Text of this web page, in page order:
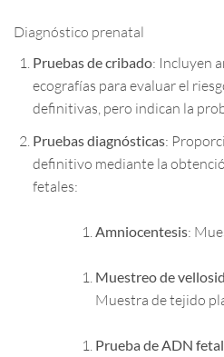
Diagnóstico prenatal
Pruebas de cribado: Incluyen
ecografías para evaluar el
definitivas, pero indican la
Pruebas diagnósticas:
definitivo mediante la
fetales:
Amniocentesis:
Muestreo de
Muestra de tejido
Prueba de ADN